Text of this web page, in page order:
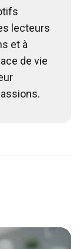
lecteurs
et à
de vie